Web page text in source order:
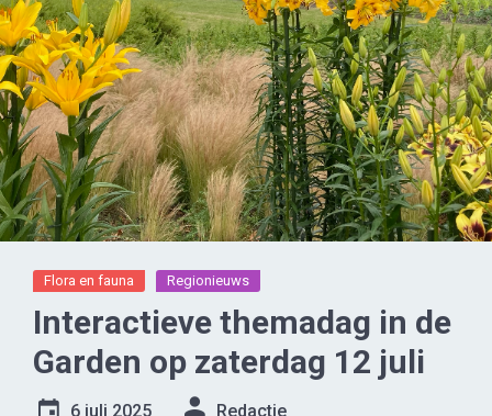
Flora en fauna Regionieuws
Interactieve themadag in de
Garden op zaterdag 12 juli
6 juli 2025 Redactie